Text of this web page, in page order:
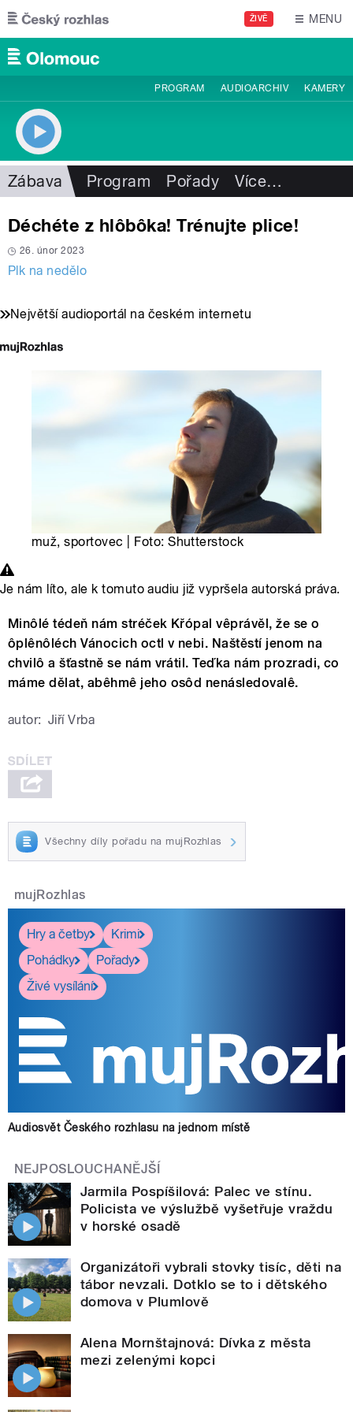
Přejít k hlavnímu obsahu
ŽIVĚ MENU
PROGRAM AUDIOARCHIV KAMERY
Zábava Program Pořady Více…
Déchéte z hlôbôka! Trénujte plice!
26. únor 2023
Plk na nedělo
Největší audioportál na českém internetu
muž, sportovec | Foto: Shutterstock
Je nám líto, ale k tomuto audiu již vypršela autorská práva.
Minôlé tédeň nám stréček Křópal vêprávěl, že se o
ôplênôléch Vánocich octl v nebi. Naštěstí jenom na
chvilô a šťastně se nám vrátil. Teďka nám prozradi, co
máme dělat, abêhmê jeho osôd nenásledovalê.
autor: Jiří Vrba
Všechny díly pořadu na mujRozhlas
mujRozhlas
Hry a četby
Krimi
Pohádky
Pořady
Živé vysílání
Audiosvět Českého rozhlasu na jednom místě
NEJPOSLOUCHANĚJŠÍ
Jarmila Pospíšilová: Palec ve stínu.
Policista ve výslužbě vyšetřuje vraždu
v horské osadě
Organizátoři vybrali stovky tisíc, děti na
tábor nevzali. Dotklo se to i dětského
domova v Plumlově
Alena Mornštajnová: Dívka z města
mezi zelenými kopci